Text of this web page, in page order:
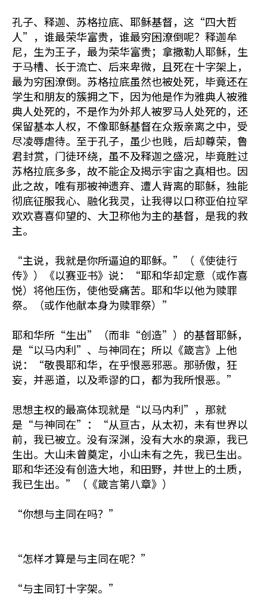
孔子、释迦、苏格拉底、耶稣基督，这“四大哲
人”，谁最荣华富贵，谁最穷困潦倒呢？释迦牟
尼，生为王子，最为荣华富贵；拿撒勒人耶稣，生
于马槽、长于流亡、后来卑微，且死在十字架上，
最为穷困潦倒。苏格拉底虽然也被处死，毕竟还在
学生和朋友的簇拥之下，因为他是作为雅典人被雅
典人处死的，不是作为外邦人被罗马人处死的，还
保留基本人权，不像耶稣基督在众叛亲离之中，受
尽凌辱虐待。至于孔子，虽少也贱，后却尊荣，鲁
君封赏，门徒环绕，虽不及释迦之盛况，毕竟胜过
苏格拉底多多，故不能企及揭示宇宙之真相也。因
此之故，唯有那被神遗弃、遭人背离的耶稣，独能
彻底征服我心、融化我灵，让我得以口称亚伯拉罕
欢欢喜喜仰望的、大卫称他为主的基督，是我的救
主。
“主说，我就是你所逼迫的耶稣。”（《使徒行
传》）《以赛亚书》说：“耶和华却定意（或作喜
悦）将他压伤，使他受痛苦。耶和华以他为赎罪
祭。（或作他献本身为赎罪祭）”
耶和华所“生出”（而非“创造”）的基督耶稣，
是“以马内利”、与神同在；所以《箴言》上他
说：“敬畏耶和华，在乎恨恶邪恶。那骄傲，狂
妄，并恶道，以及乖谬的口，都为我所恨恶。”
思想主权的最高体现就是“以马内利”，那就
是“与神同在”：“从亘古，从太初，未有世界以
前，我已被立。没有深渊，没有大水的泉源，我已
生出。大山未曾奠定，小山未有之先，我已生出。
耶和华还没有创造大地，和田野，并世上的土质，
我已生出。”（《箴言第八章》）
“你想与主同在吗？”
“怎样才算是与主同在呢？”
“与主同钉十字架。”